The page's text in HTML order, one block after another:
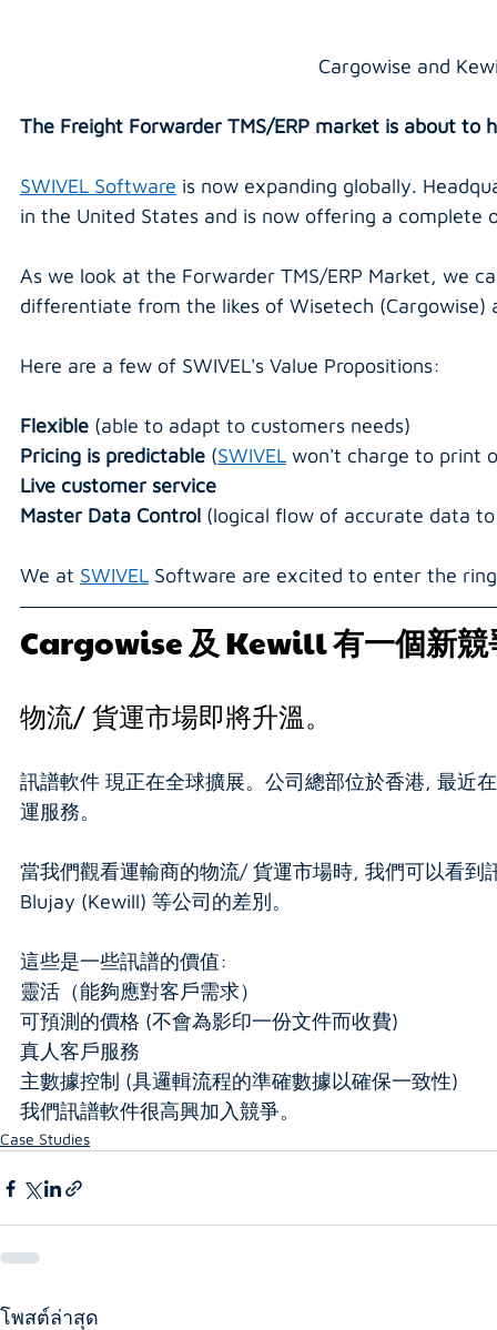
Cargowise and
The Freight Forwarder TMS/ERP market is about to
SWIVEL Software is now expanding globally.
in the United States and is now offering a
As we look at the Forwarder TMS/ERP Market, we
differentiate from the likes of Wisetech (Cargowise)
Here are a few of SWIVEL's Value Propositions:
Flexible (able to adapt to customers needs)
Pricing is predictable (SWIVEL won't charge to print
Live customer service
Master Data Control (logical flow of accurate data
We at SWIVEL Software are excited to enter the
Cargowise 及 Kewill 有一個新
物流/ 貨運市場即將升溫。
訊譜軟件 現正在全球擴展。公司總部位於香港, 最近
運服務。
當我們觀看運輸商的物流/ 貨運市場時, 我們可以看
Blujay (Kewill) 等公司的差別。
這些是一些訊譜的價值:
靈活（能夠應對客戶需求）
可預測的價格 (不會為影印一份文件而收費)
真人客戶服務
主數據控制 (具邏輯流程的準確數據以確保一致性)
我們訊譜軟件很高興加入競爭。
Case Studies
โพสต์ล่าสุด